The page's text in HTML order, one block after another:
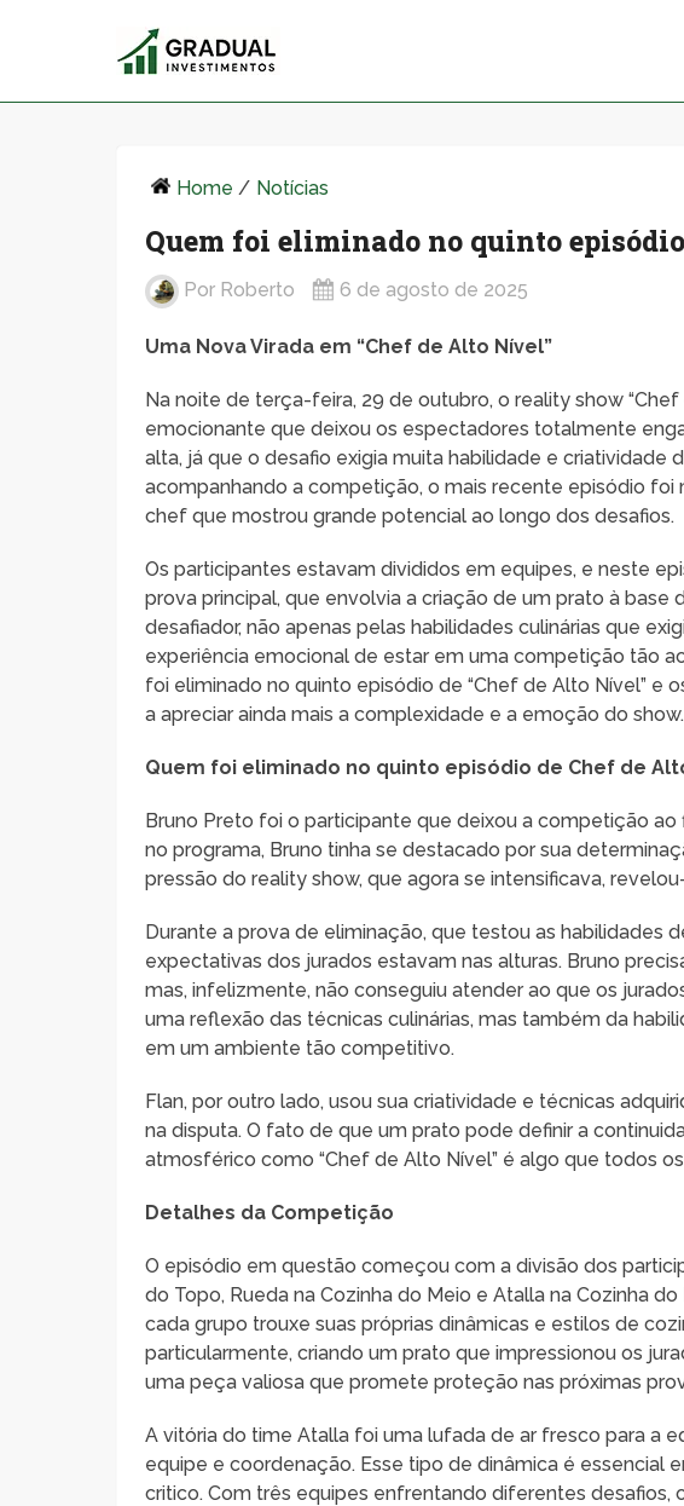
Home / Notícias
Quem foi eliminado no quinto
Por Roberto 6 de agosto de 2025
Uma Nova Virada em “Chef de Alto Nível”
Na noite de terça-feira, 29 de outubro, o reality show
emocionante que deixou os espectadores totalmente
alta, já que o desafio exigia muita habilidade e criatividade
acompanhando a competição, o mais recente episódio
chef que mostrou grande potencial ao longo dos desafios.
Os participantes estavam divididos em equipes, e neste
prova principal, que envolvia a criação de um prato à
desafiador, não apenas pelas habilidades culinárias que
experiência emocional de estar em uma competição tão
foi eliminado no quinto episódio de “Chef de Alto Nível” e
a apreciar ainda mais a complexidade e a emoção do show.
Quem foi eliminado no quinto episódio de Chef de
Bruno Preto foi o participante que deixou a competição
no programa, Bruno tinha se destacado por sua
pressão do reality show, que agora se intensificava,
Durante a prova de eliminação, que testou as habilidades
expectativas dos jurados estavam nas alturas. Bruno
mas, infelizmente, não conseguiu atender ao que os
uma reflexão das técnicas culinárias, mas também da
em um ambiente tão competitivo.
Flan, por outro lado, usou sua criatividade e técnicas
na disputa. O fato de que um prato pode definir a
atmosférico como “Chef de Alto Nível” é algo que todos
Detalhes da Competição
O episódio em questão começou com a divisão dos
do Topo, Rueda na Cozinha do Meio e Atalla na Cozinha
cada grupo trouxe suas próprias dinâmicas e estilos de
particularmente, criando um prato que impressionou os
uma peça valiosa que promete proteção nas próximas
A vitória do time Atalla foi uma lufada de ar fresco para a
equipe e coordenação. Esse tipo de dinâmica é
critico. Com três equipes enfrentando diferentes